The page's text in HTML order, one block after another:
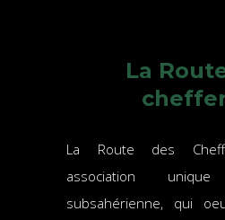
La
La Route des
association
subsahérienne, qui